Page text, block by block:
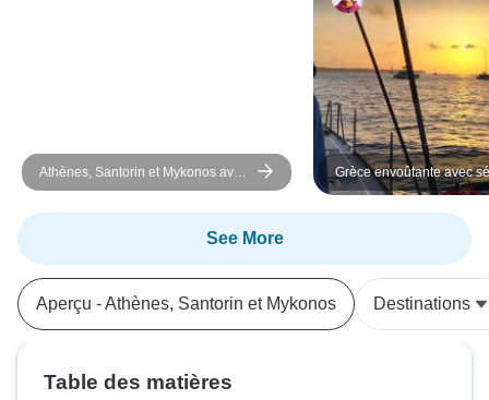
Athènes, Santorin et Mykonos avec
3 visites guidées | Semi-privé | 10
jours
Grèce envoûtante avec
plage tout compris
See More
Aperçu - Athènes, Santorin et Mykonos Destinations
Table des matières